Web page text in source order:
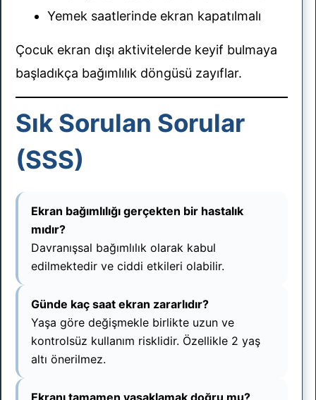
Yemek saatlerinde ekran kapatılmalı
Çocuk ekran dışı aktivitelerde keyif bulmaya
başladıkça bağımlılık döngüsü zayıflar.
Sık Sorulan Sorular
(SSS)
Ekran bağımlılığı gerçekten bir hastalık
mıdır?
Davranışsal bağımlılık olarak kabul
edilmektedir ve ciddi etkileri olabilir.
Günde kaç saat ekran zararlıdır?
Yaşa göre değişmekle birlikte uzun ve
kontrolsüz kullanım risklidir. Özellikle 2 yaş
altı önerilmez.